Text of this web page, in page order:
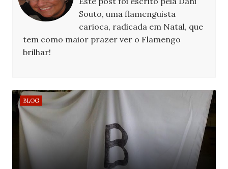
Souto, uma flamenguista
carioca, radicada em Natal, que
tem como maior prazer ver o Flamengo
brilhar!
BLOG